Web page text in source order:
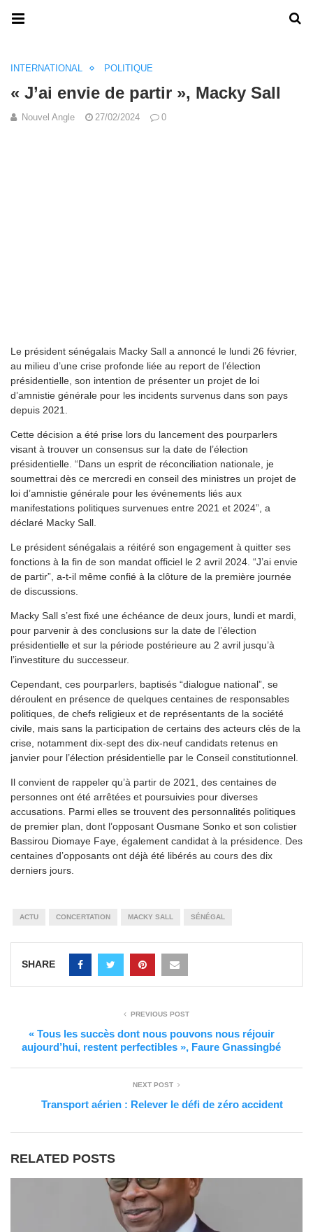
INTERNATIONAL POLITIQUE
« J’ai envie de partir », Macky Sall
Nouvel Angle 27/02/2024 0
Le président sénégalais Macky Sall a annoncé le lundi 26 février,
au milieu d’une crise profonde liée au report de l’élection
présidentielle, son intention de présenter un projet de loi
d’amnistie générale pour les incidents survenus dans son pays
depuis 2021.
Cette décision a été prise lors du lancement des pourparlers
visant à trouver un consensus sur la date de l’élection
présidentielle. “Dans un esprit de réconciliation nationale, je
soumettrai dès ce mercredi en conseil des ministres un projet de
loi d’amnistie générale pour les événements liés aux
manifestations politiques survenues entre 2021 et 2024”, a
déclaré Macky Sall.
Le président sénégalais a réitéré son engagement à quitter ses
fonctions à la fin de son mandat officiel le 2 avril 2024. “J’ai envie
de partir”, a-t-il même confié à la clôture de la première journée
de discussions.
Macky Sall s’est fixé une échéance de deux jours, lundi et mardi,
pour parvenir à des conclusions sur la date de l’élection
présidentielle et sur la période postérieure au 2 avril jusqu’à
l’investiture du successeur.
Cependant, ces pourparlers, baptisés “dialogue national”, se
déroulent en présence de quelques centaines de responsables
politiques, de chefs religieux et de représentants de la société
civile, mais sans la participation de certains des acteurs clés de la
crise, notamment dix-sept des dix-neuf candidats retenus en
janvier pour l’élection présidentielle par le Conseil constitutionnel.
Il convient de rappeler qu’à partir de 2021, des centaines de
personnes ont été arrêtées et poursuivies pour diverses
accusations. Parmi elles se trouvent des personnalités politiques
de premier plan, dont l’opposant Ousmane Sonko et son colistier
Bassirou Diomaye Faye, également candidat à la présidence. Des
centaines d’opposants ont déjà été libérés au cours des dix
derniers jours.
ACTU CONCERTATION MACKY SALL SÉNÉGAL
SHARE
PREVIOUS POST
« Tous les succès dont nous pouvons nous réjouir
aujourd’hui, restent perfectibles », Faure Gnassingbé
NEXT POST
Transport aérien : Relever le défi de zéro accident
RELATED POSTS